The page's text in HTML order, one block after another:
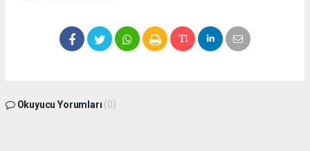
Okuyucu Yorumları (0)